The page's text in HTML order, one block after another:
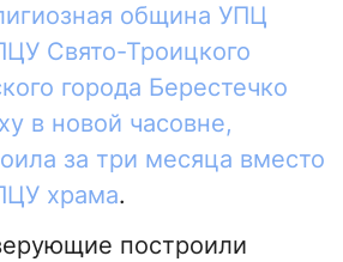
община УПЦ
Свято-Троицкого
города Берестечко
в новой часовне,
за три месяца вместо
храма.
построили